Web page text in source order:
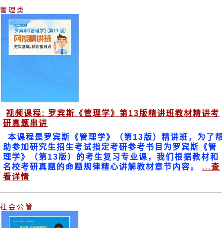
管理类
视频课程: 罗宾斯《管理学》第13版精讲班教材精讲考
研真题串讲
本课程是罗宾斯《管理学》（第13版）精讲班，为了
助参加研究生招生考试指定考研参考书目为罗宾斯《管
理学》（第13版）的考生复习专业课，我们根据教材和
名校考研真题的命题规律精心讲解教材章节内容。
...查
看详情
社会公管